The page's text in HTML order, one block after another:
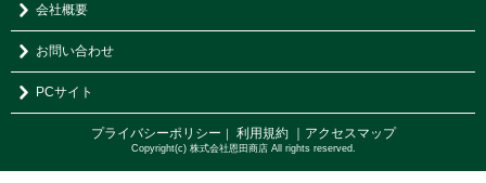
会社概要
お問い合わせ
PCサイト
プライバシーポリシー ｜ 利用規約 ｜アクセスマップ
Copyright(c) 株式会社恩田商店 All rights reserved.